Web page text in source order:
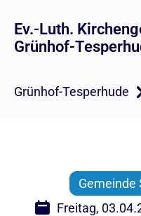
Ev.-Luth.
Grünhof-
Grünhof-Tesperhude
Gemeinde
Freitag,